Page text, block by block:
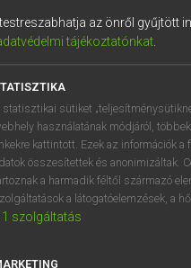
VAN ELŐFIZETÉSED?
megtekintéséhez.
az önről gyűjtött
tájékoztatónkat.
statisztikai sütiket
használatának módjáról,
kattintott. Ezek az információk
összesítettek és anonimizáltak.
a harmadik féltől származó
a látogatóelemzések, a
1 szolgáltatás
DE CN FR ES IT NL
1 2 3 4
q w e r
a s d f
í y x c